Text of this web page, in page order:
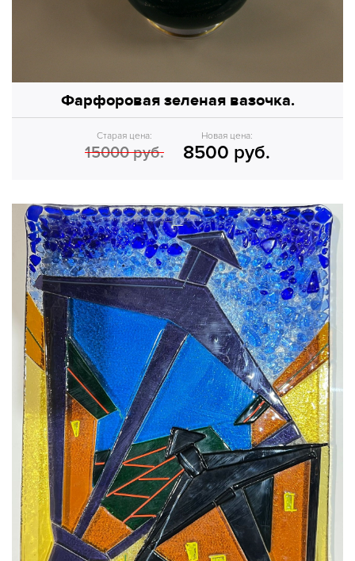
Фарфоровая зеленая вазочка.
Старая цена:
15000 руб.
Новая цена:
8500 руб.